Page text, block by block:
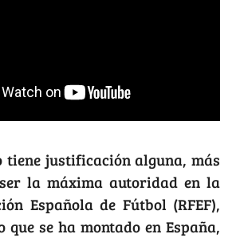
tiene justificación alguna, más
la máxima autoridad en la
Española de Fútbol (RFEF),
que se ha montado en España,